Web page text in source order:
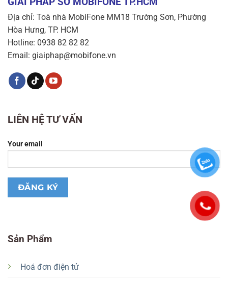
Địa chỉ: Toà nhà MobiFone MM18 Trường Sơn, Phường
Hòa Hưng, TP. HCM
Hotline: 0938 82 82 82
Email: giaiphap@mobifone.vn
Sản Phẩm
Hoá đơn điện tử
LIÊN HỆ TƯ VẤN
Your email